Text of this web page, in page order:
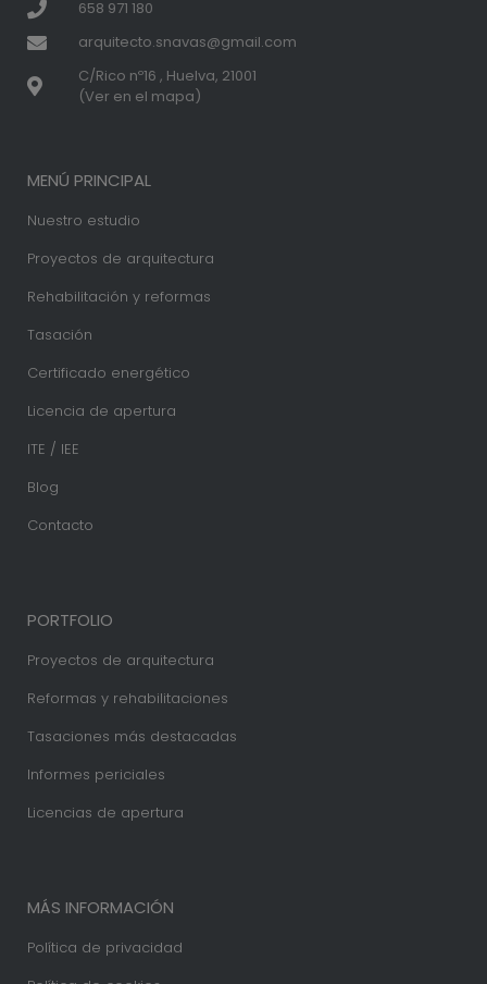
658 971 180
arquitecto.snavas@gmail.com
C/Rico nº16 , Huelva, 21001
(Ver en el mapa)
MENÚ PRINCIPAL
Nuestro estudio
Proyectos de arquitectura
Rehabilitación y reformas
Tasación
Certificado energético
Licencia de apertura
ITE / IEE
Blog
Contacto
PORTFOLIO
Proyectos de arquitectura
Reformas y rehabilitaciones
Tasaciones más destacadas
Informes periciales
Licencias de apertura
MÁS INFORMACIÓN
Política de privacidad